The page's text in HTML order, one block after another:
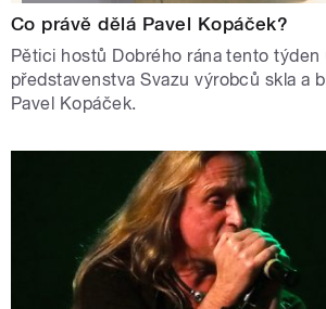
Co právě dělá Pavel Kopáček?
Pětici hostů Dobrého rána tento týden
představenstva Svazu výrobců skla a
Pavel Kopáček.